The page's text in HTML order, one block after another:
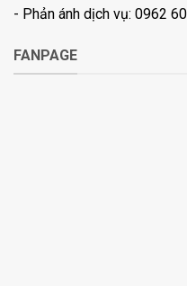
- Phản ánh dịch vụ: 0962
FANPAGE